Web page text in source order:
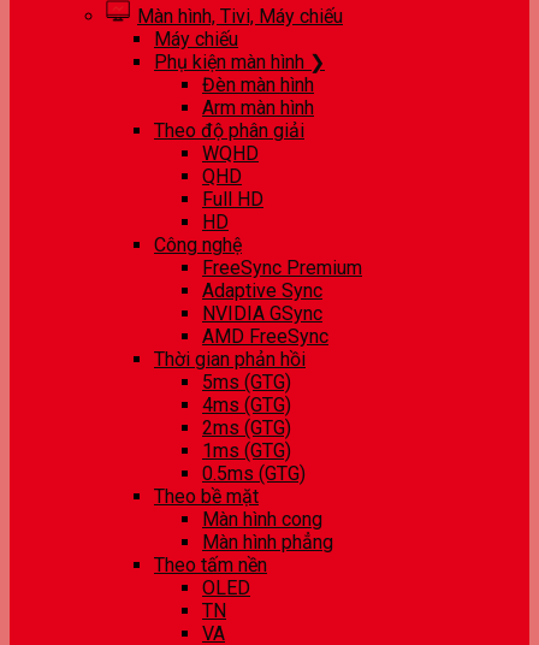
Màn hình, Tivi, Máy chiếu
Máy chiếu
Phụ kiện màn hình ❯
Đèn màn hình
Arm màn hình
Theo độ phân giải
WQHD
QHD
Full HD
HD
Công nghệ
FreeSync Premium
Adaptive Sync
NVIDIA GSync
AMD FreeSync
Thời gian phản hồi
5ms (GTG)
4ms (GTG)
2ms (GTG)
1ms (GTG)
0.5ms (GTG)
Theo bề mặt
Màn hình cong
Màn hình phẳng
Theo tấm nền
OLED
TN
VA